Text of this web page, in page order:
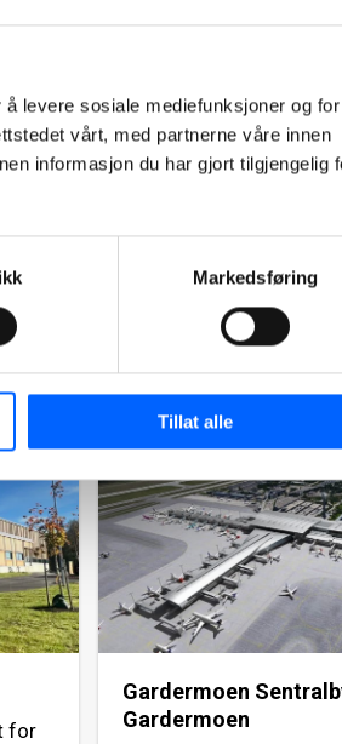
levere sosiale mediefunksjoner og
vårt, med partnerne våre innen
informasjon du har gjort tilgjengelig
Markedsføring
Tillat alle
Gamle Ringeriksvei
Prosjektet blir en
boligprosjektene NCC
oppføring for Profier
Les mer om prosjektet
for
Gardermoen
Gardermoen